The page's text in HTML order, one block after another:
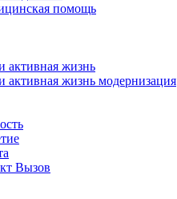
помощь
активная жизнь
активная жизнь модернизация
Вызов